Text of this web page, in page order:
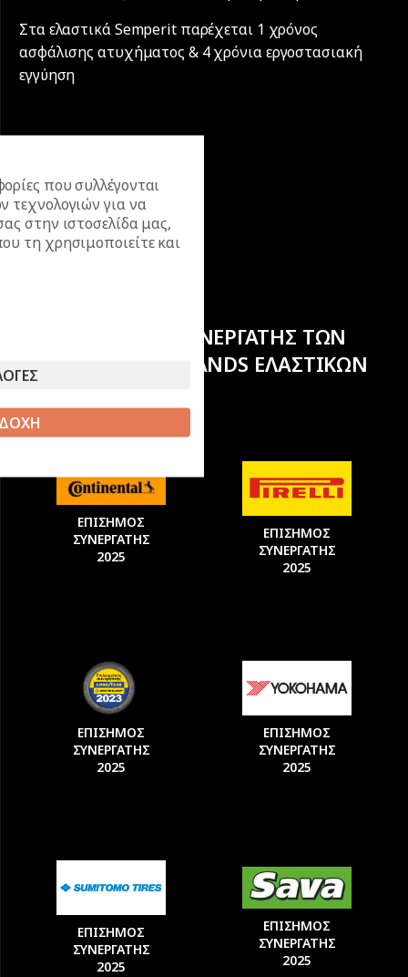
Στα ελαστικά Semperit παρέχεται 1 χρόνος
ασφάλισης ατυχήματος & 4 χρόνια εργοστασιακή
εγγύηση
ΕΠΙΣΗΜΟΣ ΣΥΝΕΡΓΑΤΗΣ ΤΩΝ
ΚΟΡΥΦΑΙΩΝ BRANDS ΕΛΑΣΤΙΚΩΝ
ΕΠΙΣΗΜΟΣ
ΣΥΝΕΡΓΑΤΗΣ
2025
ΕΠΙΣΗΜΟΣ
ΣΥΝΕΡΓΑΤΗΣ
2025
ΕΠΙΣΗΜΟΣ
ΣΥΝΕΡΓΑΤΗΣ
2025
ΕΠΙΣΗΜΟΣ
ΣΥΝΕΡΓΑΤΗΣ
2025
ΕΠΙΣΗΜΟΣ
ΣΥΝΕΡΓΑΤΗΣ
2025
ΕΠΙΣΗΜΟΣ
ΣΥΝΕΡΓΑΤΗΣ
2025
που συλλέγονται
τεχνολογιών για να
στην ιστοσελίδα μας,
τη χρησιμοποιείτε και